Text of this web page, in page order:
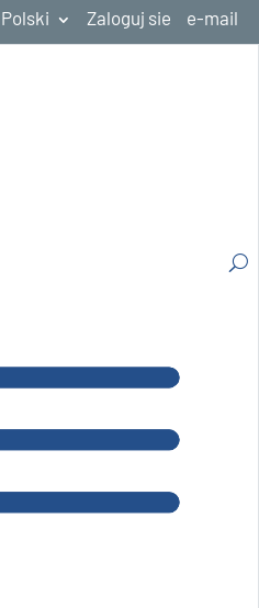
Polski Zaloguj sie e-mail